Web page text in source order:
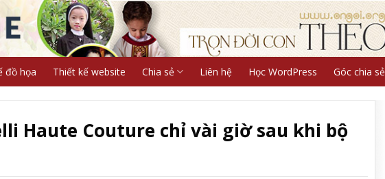
đồ họa Thiết kế website Chia sẻ Liên hệ Học WordPress Góc chia sẻ
Haute Couture chỉ vài giờ sau khi bộ